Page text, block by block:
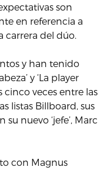
son
en referencia a
carrera del dúo.
y han tenido
y ‘La player
cinco veces entre las
listas Billboard, sus
nuevo ‘jefe’, Marc
con Magnus